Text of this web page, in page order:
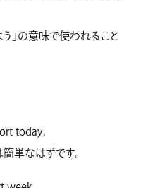
よう」の意味で使われること
today.
単なはずです。